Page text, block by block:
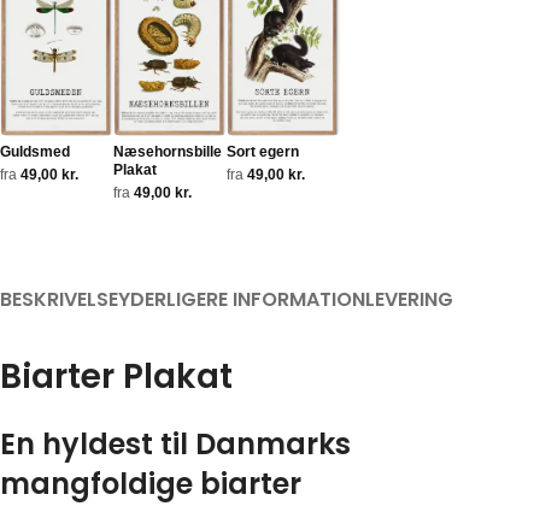
Guldsmed
fra 49,00 kr.
Næsehornsbille
Plakat
fra 49,00 kr.
Sort egern
fra 49,00 kr.
BESKRIVELSEYDERLIGERE INFORMATIONLEVERING
Biarter Plakat
En hyldest til Danmarks
mangfoldige biarter